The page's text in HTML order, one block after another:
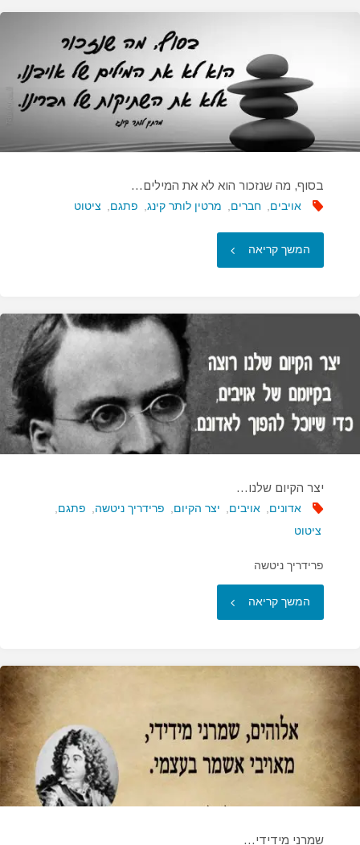
את
מעביר
אותי…"
בסוף, מה שנזכור הוא לא את המילים…
אויבים, חברים, מרטין לותר קינג, פתגם, ציטוט
המשך קריאה "בסוף,
שנזכור
לא
את
המילים…"
יצר הקיום שלנו…
אדונים אויבים יצר הקיום פרידריך ניטשה פתגם
ציטוט
פרידריך ניטשה
המשך קריאה "יצר
שלנו…"
שמרני מידידי…